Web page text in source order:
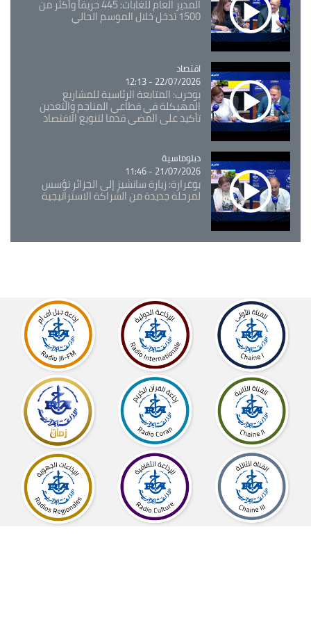
المدير العام للغابات: 445 حريقاً وأكثر من
1500 تدخل خلال الموسم الحالي
Catégorie
اقتصاد
22/07/2026 - 12:13
بوحرب: المتابعة الرئاسية للمشاريع
المهيكلة في قطاعي المناجم والتعدين
تأكيد على المضي قدما لتنويع الاقتصاد
Catégorie
دبلوماسية
21/07/2026 - 11:46
بوغرارة: زيارة سانشيز إلى الجزائر تؤسس
لمرحلة جديدة من الشراكة الاستراتيجية